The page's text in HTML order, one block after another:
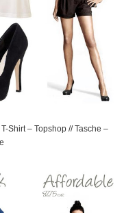
Shirt – Topshop // Tasche –